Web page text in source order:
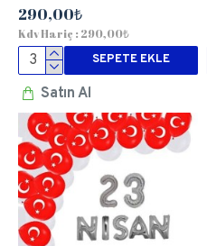
290,00₺
Kdv Hariç : 290,00₺
SEPETE EKLE
Satın Al